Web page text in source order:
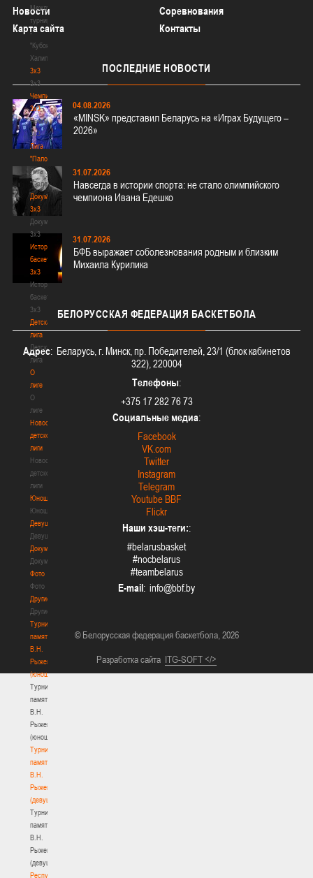
Международный
турнир
-
"Кубок
Халипского"
3x3
3x3
Чемпионат
3х3
Чемпионат
3х3
Лига
"Палова"
Лига
"Палова"
Документы
3х3
Документы
3х3
История
баскетбола
3х3
История
баскетбола
3х3
Детская
лига
Детская
лига
О
лиге
О
лиге
Новости
детской
лиги
Новости
детской
лиги
Юноши
Юноши
Девушки
Девушки
Документы
Документы
Фото
Фото
Другие
Другие
Турнир
памяти
В.Н.
Рыженкова
(юноши)
Турнир
памяти
В.Н.
Рыженкова
(юноши)
Турнир
памяти
В.Н.
Рыженкова
(девушки)
Турнир
памяти
В.Н.
Рыженкова
(девушки)
Республиканские
Новости
Соревнования
Карта сайта
Контакты
ПОСЛЕДНИЕ НОВОСТИ
04.08.2026
«MINSK» представил Беларусь на «Играх Будущего –
2026»
31.07.2026
Навсегда в истории спорта: не стало олимпийского
чемпиона Ивана Едешко
31.07.2026
БФБ выражает соболезнования родным и близким
Михаила Курилика
БЕЛОРУССКАЯ ФЕДЕРАЦИЯ БАСКЕТБОЛА
Адрес: Беларусь, г. Минск, пр. Победителей, 23/1 (блок кабинетов
322), 220004
Телефоны:
+375 17 282 76 73
Социальные медиа:
Facebook
VK.com
Twitter
Instagram
Telegram
Youtube BBF
Flickr
Наши хэш-теги::
#belarusbasket
#nocbelarus
#teambelarus
E-mail:
© Белорусская федерация баскетбола, 2026
Разработка сайта ITG-SOFT </>